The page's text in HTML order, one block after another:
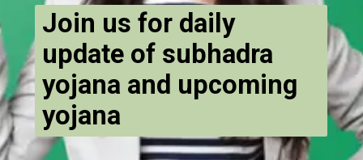
Join us for daily
update of subhadra
yojana and upcoming
yojana